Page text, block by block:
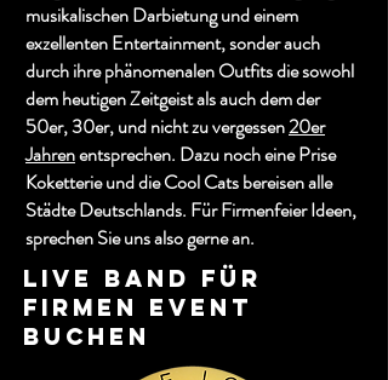
musikalischen Darbietung und einem
exzellenten Entertainment, sonder auch
durch ihre phänomenalen Outfits die sowohl
dem heutigen Zeitgeist als auch dem der
50er, 30er, und nicht zu vergessen20er
Jahrenentsprechen. Dazu noch eine Prise
Koketterie und die Cool Cats bereisen alle
Städte Deutschlands. Für Firmenfeier Ideen,
sprechen Sie uns also gerne an.
Live Band für
Firmen Event
buchen